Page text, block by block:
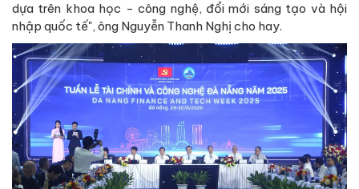
dựa trên khoa học - công nghệ, đổi mới sáng tạo và hội
nhập quốc tế", ông Nguyễn Thanh Nghị cho hay.